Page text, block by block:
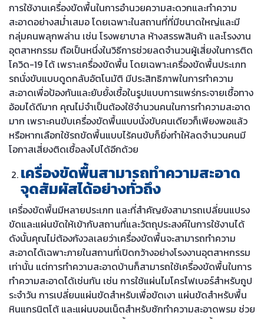
การใช้งานเครื่องขัดพื้นในการอำนวยความสะดวกและทำความ
สะอาดอย่างสม่ำเสมอ โดยเฉพาะในสถานที่ที่มีขนาดใหญ่และมี
กลุ่มคนพลุกพล่าน เช่น โรงพยาบาล ห้างสรรพสินค้า และโรงงาน
อุตสาหกรรม ถือเป็นหนึ่งในวิธีการช่วยลดจำนวนผู้เสี่ยงในการติด
โควิด-19 ได้ เพราะเครื่องขัดพื้น โดยเฉพาะเครื่องขัดพื้นประเภท
รถนั่งขับแบบดูดกลับอัตโนมัติ มีประสิทธิภาพในการทำความ
สะอาดเพื่อป้องกันและยับยั้งเชื้อในรูปแบบการแพร่กระจายเชื้อทาง
อ้อมได้ดีมาก คุณไม่จำเป็นต้องใช้จำนวนคนในการทำความสะอาด
มาก เพราะคนขับเครื่องขัดพื้นแบบนั่งขับคนเดียวก็เพียงพอแล้ว
หรือหากเลือกใช้รถขัดพื้นแบบไร้คนขับก็ยิ่งทำให้ลดจำนวนคนมี
โอกาสเสี่ยงติดเชื้อลงไปได้อีกด้วย
เครื่องขัดพื้นสามารถทำความสะอาด
จุดสัมผัสได้อย่างทั่วถึง
เครื่องขัดพื้นมีหลายประเภท และที่สำคัญยังสามารถเปลี่ยนแปรง
ขัดและแผ่นขัดให้เข้ากับสถานที่และวัตถุประสงค์ในการใช้งานได้
ดังนั้นคุณไม่ต้องกังวลเลยว่าเครื่องขัดพื้นจะสามารถทำความ
สะอาดได้เฉพาะภายในสถานที่เปิดกว้างอย่างโรงงานอุตสาหกรรม
เท่านั้น แต่การทำความสะอาดบ้านก็สามารถใช้เครื่องขัดพื้นในการ
ทำความสะอาดได้เช่นกัน เช่น การใช้แผ่นไมโครไฟเบอร์สำหรับถูป
ระจำวัน การเปลี่ยนแผ่นขัดสำหรับเพื่อขัดเงา แผ่นขัดสำหรับพื้น
หินแกรนิตโต้ และแผ่นบอนเน็ตสำหรับซักทำความสะอาดพรม ช่วย